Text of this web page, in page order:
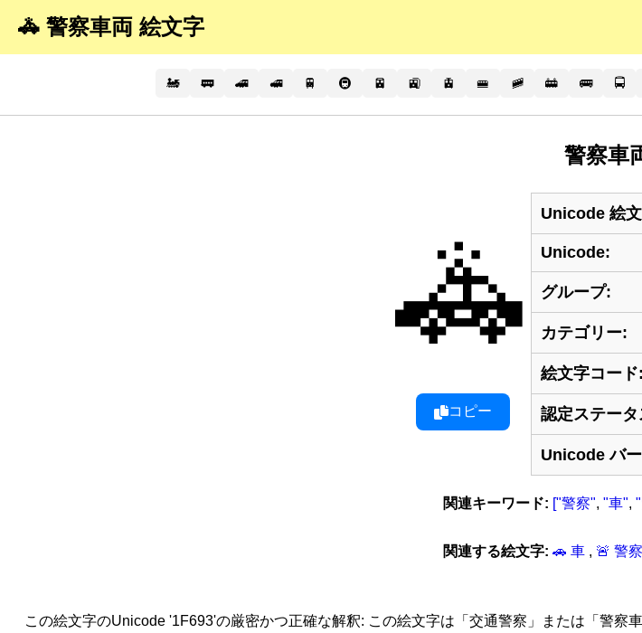
🚓 警察車両 絵文字
🚂 🚃 🚄 🚅 🚆 🚇 🚈 🚉 🚊 🚝 🚞 🚋 🚌 🚍
警察車
🚓
コピー
Unicode 絵
Unicode:
グループ:
カテゴリー:
絵文字コード:
認定ステータ
Unicode バ
関連キーワード: ["警察", "車",
関連する絵文字: 🚗 車 , 🚨 警
この絵文字のUnicode '1F693'の厳密かつ正確な解釈: この絵文字は「交通警察」または「警